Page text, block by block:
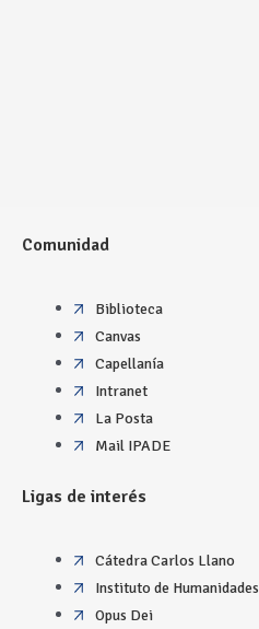
Comunidad
Biblioteca
Canvas
Capellanía
Intranet
La Posta
Mail IPADE
Ligas de interés
Cátedra Carlos Llano
Instituto de Humanidades
Opus Dei